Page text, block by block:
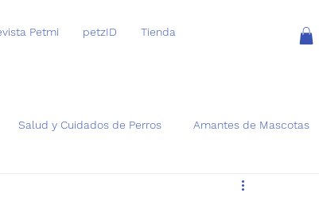
Petmi petzID Tienda
Salud y Cuidados de Perros Amantes de Mascotas